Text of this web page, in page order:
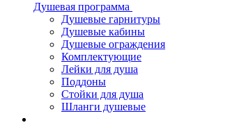
Душевая программа
Душевые гарнитуры
Душевые кабины
Душевые ограждения
Комплектующие
Лейки для душа
Поддоны
Стойки для душа
Шланги душевые